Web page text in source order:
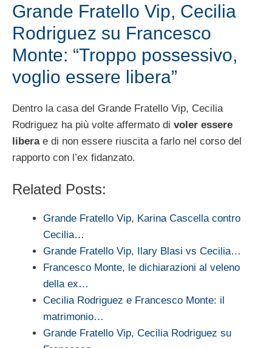
Grande Fratello Vip, Cecilia
Rodriguez su Francesco
Monte: “Troppo possessivo,
voglio essere libera”
Dentro la casa del Grande Fratello Vip, Cecilia
Rodriguez ha più volte affermato di voler essere
liberae di non essere riuscita a farlo nel corso del
rapporto con l’ex fidanzato.
Related Posts:
Grande Fratello Vip, Karina Cascella contro
Cecilia…
Grande Fratello Vip, Ilary Blasi vs Cecilia…
Francesco Monte, le dichiarazioni al veleno
della ex…
Cecilia Rodriguez e Francesco Monte: il
matrimonio…
Grande Fratello Vip, Cecilia Rodriguez su